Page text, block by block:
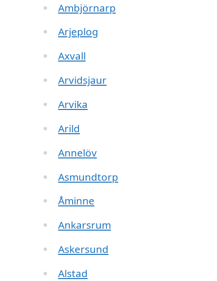
Ambjörnarp
Arjeplog
Axvall
Arvidsjaur
Arvika
Arild
Annelöv
Asmundtorp
Åminne
Ankarsrum
Askersund
Alstad